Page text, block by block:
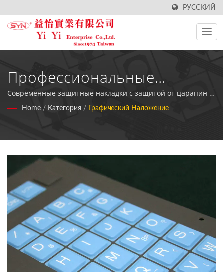
РУССКИЙ
Профессиональные
Решения По Производству
Графических Накладок
Современные защитные накладки с защитой от царапин и
УФ-устойчивостью для защиты электроники и настройки
Home / Категория / Графический Наложение